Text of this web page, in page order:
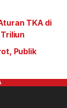
TKA di
Publik